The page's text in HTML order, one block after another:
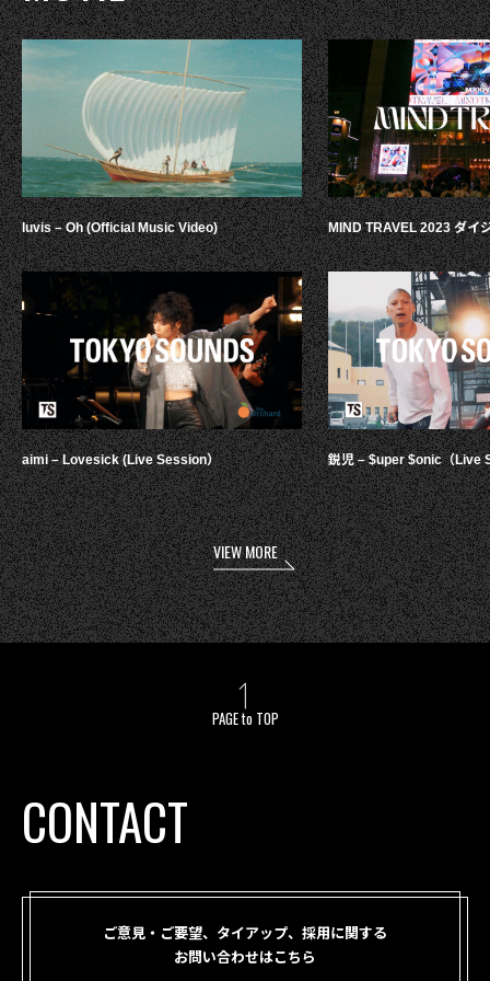
luvis – Oh (Official Music Video)
aimi – Lovesick (Live Session）
MIND TRAVEL 2023 ダイ
鋭児 – $uper $onic（Live
VIEW MORE
PAGE to TOP
CONTACT
ご意見・ご要望、タイアップ、採用に関する
お問い合わせはこちら